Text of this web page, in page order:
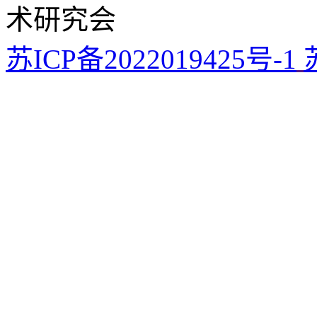
术研究会
苏ICP备2022019425号-1